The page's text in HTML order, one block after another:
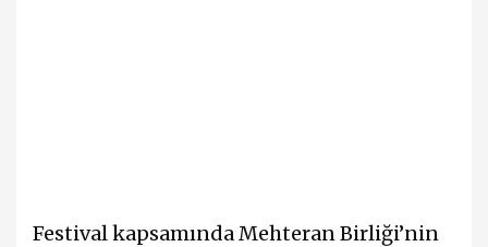
Festival kapsamında Mehteran Birliği’nin